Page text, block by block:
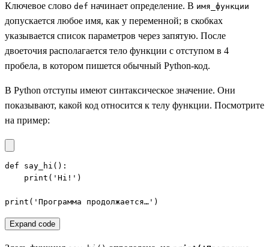
Ключевое слово def начинает определение. В имя_функции
допускается любое имя, как у переменной; в скобках
указывается список параметров через запятую. После
двоеточия располагается тело функции с отступом в 4
пробела, в котором пишется обычный Python-код.
В Python отступы имеют синтаксическое значение. Они
показывают, какой код относится к телу функции. Посмотрите
на пример:
def say_hi():
    print('Hi!')
print('Программа продолжается…')
Expand code